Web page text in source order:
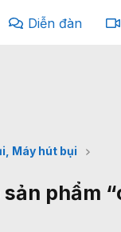
Diễn đàn
Máy hút bụi
phẩm